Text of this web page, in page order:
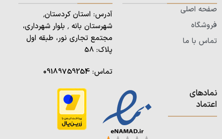
صفحه اصلی
فروشگاه
تماس با ما
آدرس: استان کردستان٬
شهرستان بانه ٬ بلوار شهرداری،
مجتمع تجاری نور، طبقه اول
پلاک: 58
تماس: 09189759254
نمادهای
اعتماد